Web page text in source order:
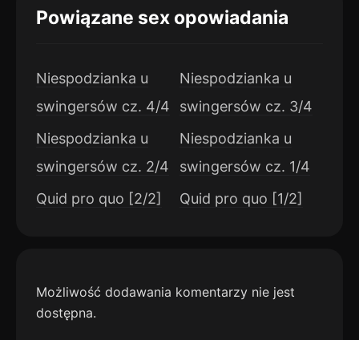
Powiązane sex opowiadania
Niespodzianka u
swingersów cz. 4/4
Niespodzianka u
swingersów cz. 3/4
Niespodzianka u
swingersów cz. 2/4
Niespodzianka u
swingersów cz. 1/4
Quid pro quo [2/2]
Quid pro quo [1/2]
Możliwość dodawania komentarzy nie jest
dostępna.